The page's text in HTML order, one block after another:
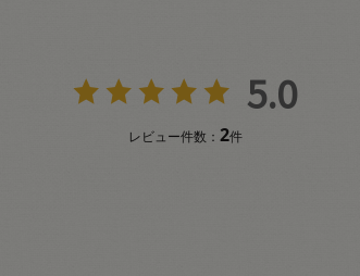
5.0
レビュー件数： 2件